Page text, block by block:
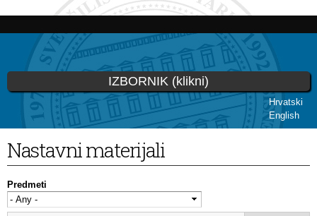
Skoči
glavni
sadržaj
Hrvatski
English
IZBORNIK (klikni)
Vi ste ovdje
Nastavni materijali
Predmeti